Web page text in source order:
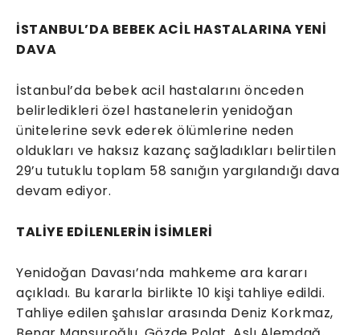
İSTANBUL’DA BEBEK ACİL HASTALARINA YENİ
DAVA
İstanbul’da bebek acil hastalarını önceden
belirledikleri özel hastanelerin yenidoğan
ünitelerine sevk ederek ölümlerine neden
oldukları ve haksız kazanç sağladıkları belirtilen
29’u tutuklu toplam 58 sanığın yargılandığı dava
devam ediyor.
TALİYE EDİLENLERİN İSİMLERİ
Yenidoğan Davası’nda mahkeme ara kararı
açıkladı. Bu kararla birlikte 10 kişi tahliye edildi.
Tahliye edilen şahıslar arasında Deniz Korkmaz,